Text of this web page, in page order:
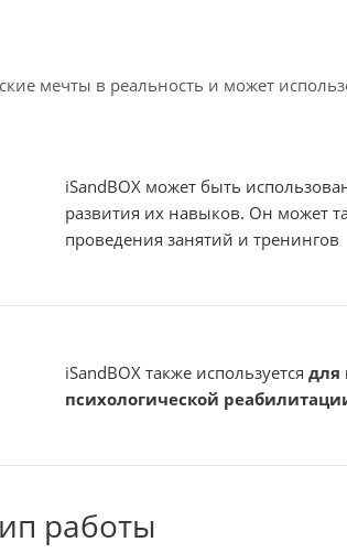
мечты в реальность и может
iSandBOX может быть
развития их навыков. Он может
проведения занятий и тренингов
iSandBOX также используется для
психологической
работы